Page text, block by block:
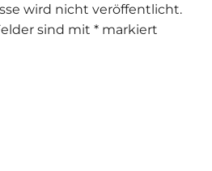
wird nicht veröffentlicht.
sind mit *markiert